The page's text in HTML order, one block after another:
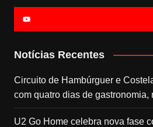
Notícias Recentes
Circuito de Hambúrguer e
com quatro dias de gastronomia,
U2 Go Home celebra nova fase